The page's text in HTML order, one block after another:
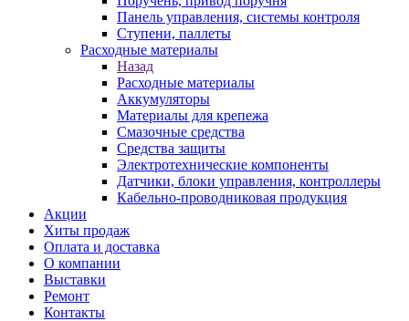
Панель управления, системы контроля
Ступени, паллеты
Расходные материалы
Назад
Расходные материалы
Аккумуляторы
Материалы для крепежа
Смазочные средства
Средства защиты
Электротехнические компоненты
Датчики, блоки управления, контроллеры
Кабельно-проводниковая продукция
Акции
Хиты продаж
Оплата и доставка
О компании
Выставки
Ремонт
Контакты